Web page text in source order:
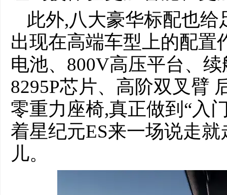
此外,八大豪华标配也
出现在高端车型上的配置
电池、800V高压平台、
8295P芯片、高阶双叉臂
零重力座椅,真正做到“入
着星纪元ES来一场说走
儿。